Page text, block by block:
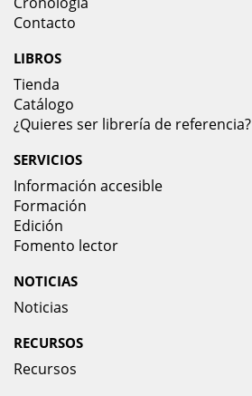
Contacto
LIBROS
Tienda
Catálogo
¿Quieres ser librería de referencia?
SERVICIOS
Información accesible
Formación
Edición
Fomento lector
NOTICIAS
Noticias
RECURSOS
Recursos